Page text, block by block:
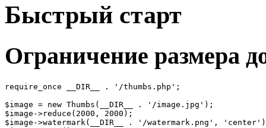
Быстрый старт
Ограничение размера
require_once __DIR__ . '/thumbs.php';
$image = new Thumbs(__DIR__ . '/image.jpg');
$image->reduce(2000, 2000);
$image->watermark(__DIR__ . '/watermark.png',